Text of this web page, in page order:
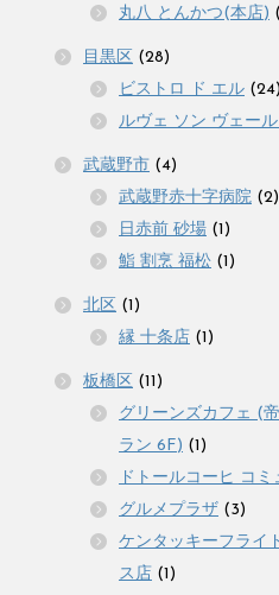
丸八 とんかつ(本店)
目黒区 (28)
ビストロ ド エル (24)
ルヴェ ソン ヴェー
武蔵野市 (4)
武蔵野赤十字病院 (2)
日赤前 砂場 (1)
鮨 割烹 福松 (1)
北区 (1)
縁 十条店 (1)
板橋区 (11)
グリーンズカフェ (
ラン 6F) (1)
ドトールコーヒ コ
グルメプラザ (3)
ケンタッキーフライ
ス店 (1)